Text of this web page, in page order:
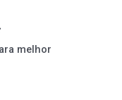
melhor